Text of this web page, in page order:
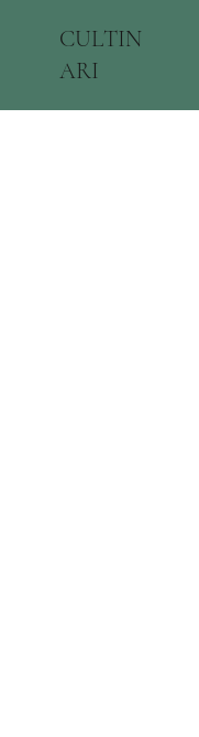
CULTIN
ARI